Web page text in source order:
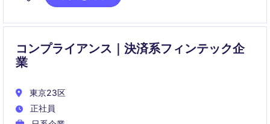
コンプライアンス｜決済系フィンテック企
業
東京23区
正社員